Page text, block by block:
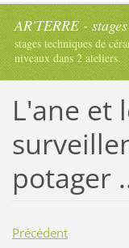
AR'TERRE -
stages techniques de
niveaux dans 2 ateliers.
L'ane et
potager
Précédent